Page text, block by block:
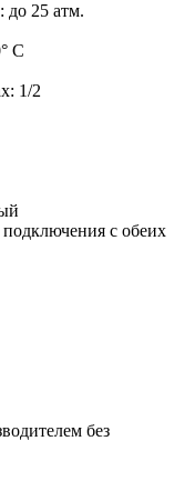
до 25 атм.
С
1/2
с обеих
без